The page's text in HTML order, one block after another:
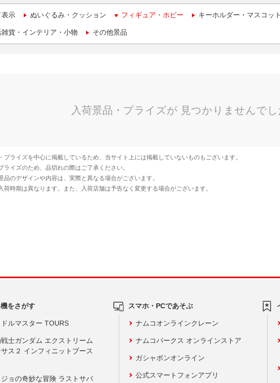
表示 ぬいぐるみ・クッション フィギュア・ホビー キーホルダー・マスコッ
貨・インテリア・小物 その他景品
をさがす
ルマスター TOURS
士ガンダム エクストリーム
ス２ インフィニットブース
ョの奇妙な冒険 ラストサバ
スマホ・PCであそぶ
ナムコオンラインクレーン
ナムコパークス オンラインストア
ガシャポンオンライン
公式スマートフォンアプリ